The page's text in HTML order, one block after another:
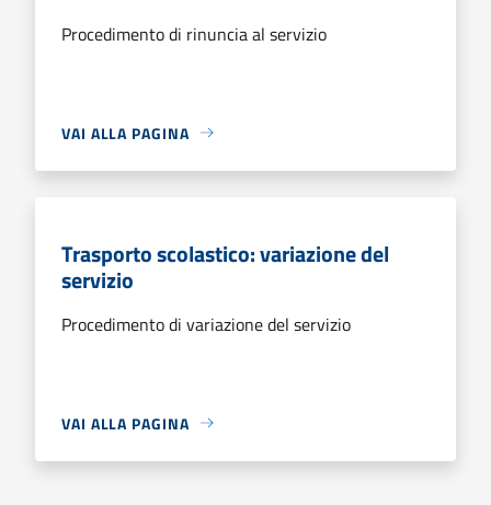
Procedimento di rinuncia al servizio
VAI ALLA PAGINA
Trasporto scolastico: variazione del
servizio
Procedimento di variazione del servizio
VAI ALLA PAGINA